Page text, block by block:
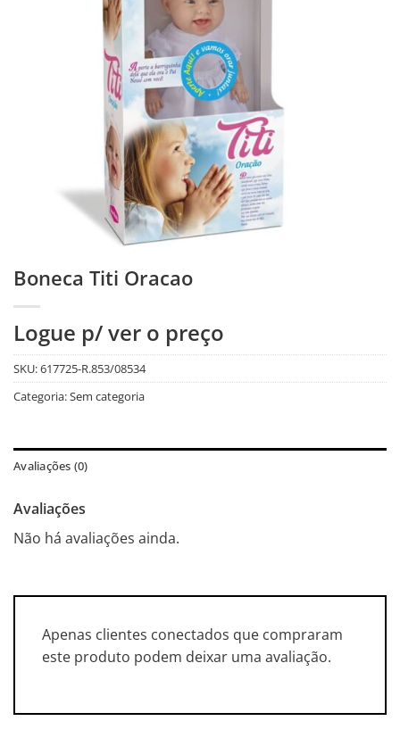
Boneca Titi Oracao
Logue p/ ver o preço
SKU:617725-R.853/08534
Categoria:Sem categoria
Avaliações (0)
Avaliações
Não há avaliações ainda.
Apenas clientes conectados que compraram
este produto podem deixar uma avaliação.